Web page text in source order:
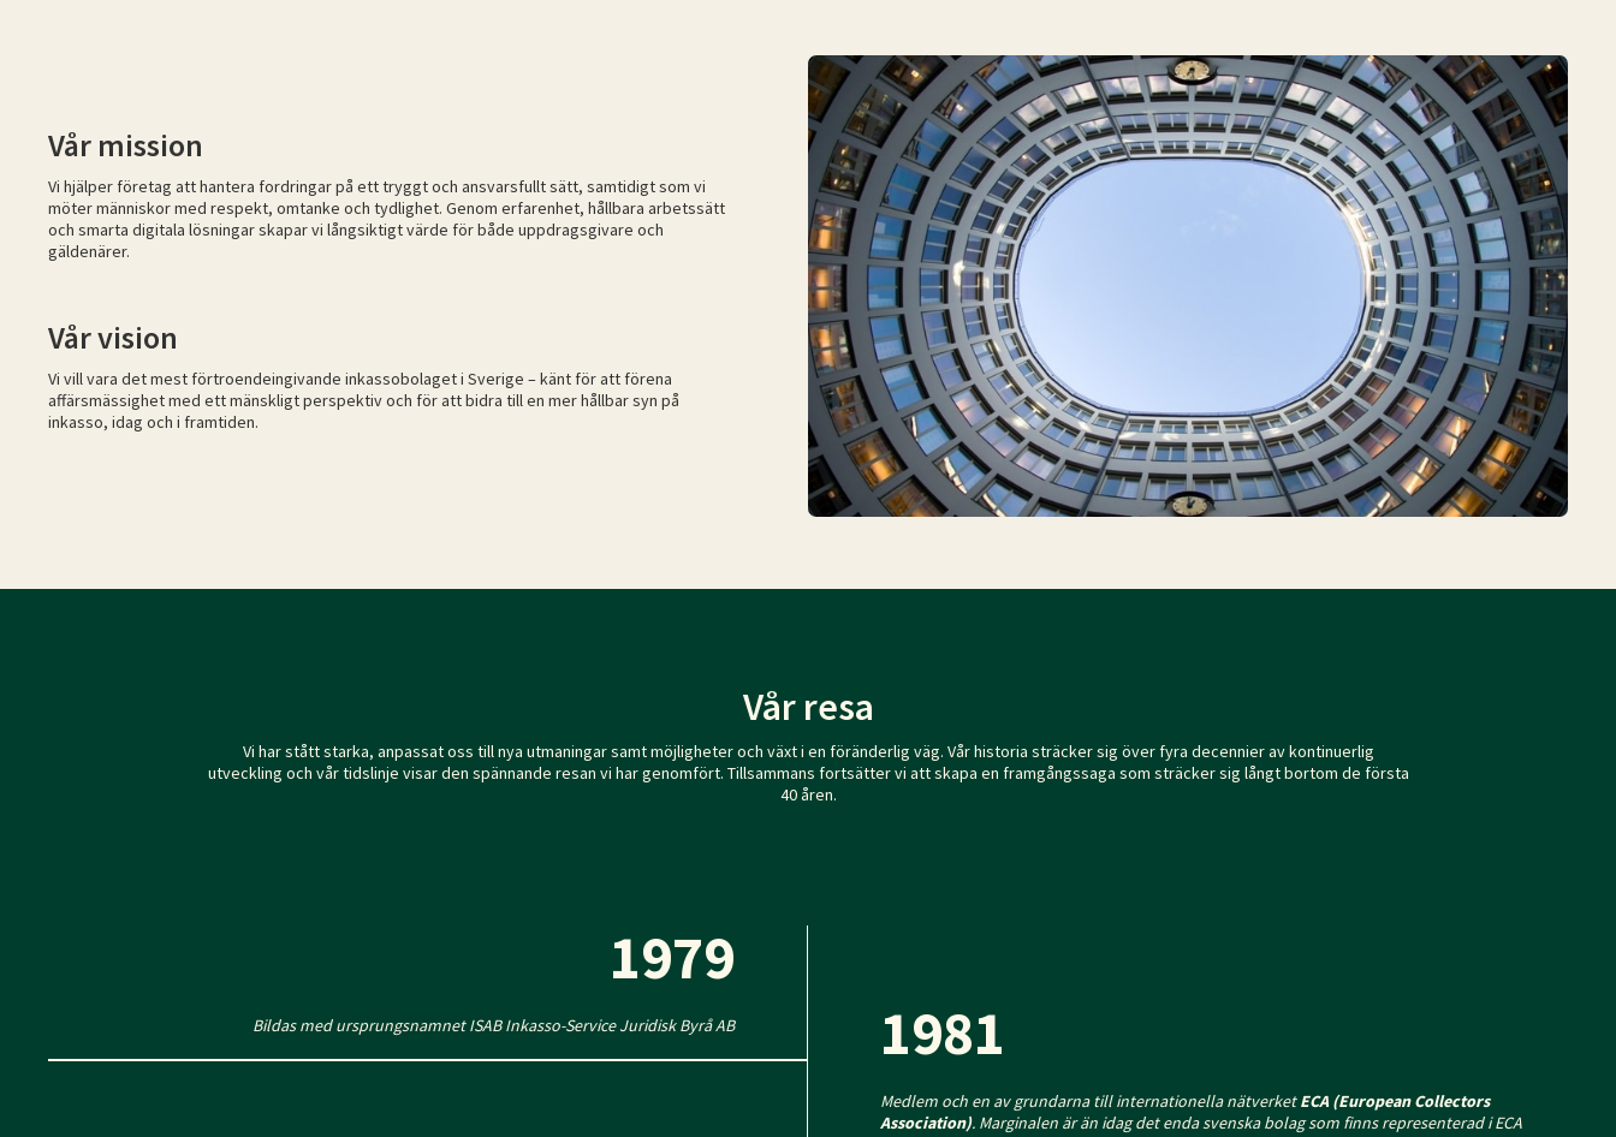
Vår mission
Vi hjälper företag att hantera fordringar på ett tryggt och ansvarsfullt sätt, samtidigt som vi
möter människor med respekt, omtanke och tydlighet. Genom erfarenhet, hållbara arbetssätt
och smarta digitala lösningar skapar vi långsiktigt värde för både uppdragsgivare och
gäldenärer.
Vår vision
Vi vill vara det mest förtroendeingivande inkassobolaget i Sverige – känt för att förena
affärsmässighet med ett mänskligt perspektiv och för att bidra till en mer hållbar syn på
inkasso, idag och i framtiden.
Vår resa
Vi har stått starka, anpassat oss till nya utmaningar samt möjligheter och växt i en föränderlig väg. Vår historia sträcker sig över fyra decennier av kontinuerlig
utveckling och vår tidslinje visar den spännande resan vi har genomfört. Tillsammans fortsätter vi att skapa en framgångssaga som sträcker sig långt bortom de första
40 åren.
1979
Bildas med ursprungsnamnet ISAB Inkasso-Service Juridisk Byrå AB 1981
Medlem och en av grundarna till internationella nätverketECA (European Collectors
Association). Marginalen är än idag det enda svenska bolag som finns representerad i ECA